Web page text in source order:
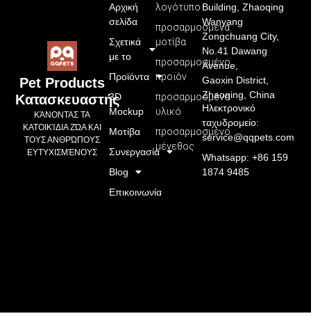
Pet Products
Κατασκευαστής
ΚΆΝΟΝΤΑΣ ΤΑ
ΚΑΤΟΙΚΊΔΙΑ ΖΏΑ ΚΑΙ
ΤΟΥΣ ΑΝΘΡΏΠΟΥΣ
ΕΥΤΥΧΙΣΜΈΝΟΥΣ
λογότυπο
προσαρμοσμένα
μοτίβα
προσαρμοσμένο
προϊόν
προσαρμοσμένο
υλικό
προσαρμοσμένο
μέγεθος
Αρχική
σελίδα
Σχετικά
με το
Προϊόντα
3D
Mockup
Μοτίβα
Συνεργασία
Blog
Επικοινωνία
Building, Zhaoqing
Wanyang
Zongchuang City,
No.41 Dawang
Avenue,
Gaoxin District,
Zhaoqing, China
Ηλεκτρονικό
ταχυδρομείο:
service@qqpets.com
Whatsapp: +86 159
1874 9485